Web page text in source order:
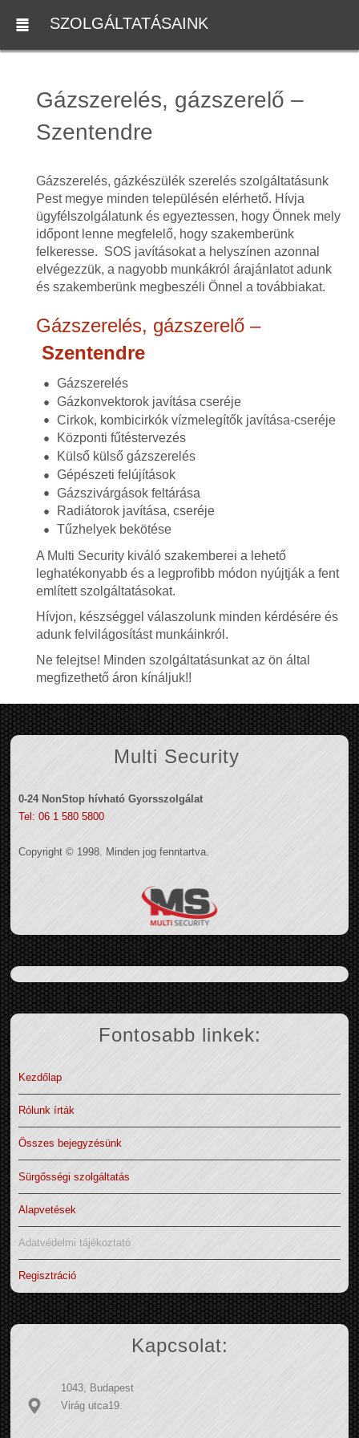
SZOLGÁLTATÁSAINK
Gázszerelés, gázszerelő –
Szentendre
Gázszerelés, gázkészülék szerelés szolgáltatásunk
Pest megye minden településén elérhető. Hívja
ügyfélszolgálatunk és egyeztessen, hogy Önnek mely
időpont lenne megfelelő, hogy szakemberünk
felkeresse. SOS javításokat a helyszínen azonnal
elvégezzük, a nagyobb munkákról árajánlatot adunk
és szakemberünk megbeszéli Önnel a továbbiakat.
Gázszerelés, gázszerelő –
Szentendre
Gázszerelés
Gázkonvektorok javítása cseréje
Cirkok, kombicirkók vízmelegítők javítása-cseréje
Központi fűtéstervezés
Külső külső gázszerelés
Gépészeti felújítások
Gázszivárgások feltárása
Radiátorok javítása, cseréje
Tűzhelyek bekötése
A Multi Security kiváló szakemberei a lehető
leghatékonyabb és a legprofibb módon nyújtják a fent
említett szolgáltatásokat.
Hívjon, készséggel válaszolunk minden kérdésére és
adunk felvilágosítást munkáinkról.
Ne felejtse! Minden szolgáltatásunkat az ön által
megfizethető áron kínáljuk!!
Multi Security
0-24 NonStop hívható Gyorsszolgálat
Tel: 06 1 580 5800
Copyright © 1998. Minden jog fenntartva.
Fontosabb linkek:
Kezdőlap
Rólunk írták
Összes bejegyzésünk
Sürgősségi szolgáltatás
Alapvetések
Adatvédelmi tájékoztató
Regisztráció
Kapcsolat:
1043, Budapest
Virág utca19.